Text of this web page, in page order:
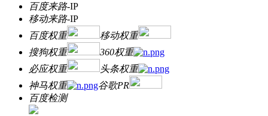
百度来路-IP
移动来路-IP
百度权重
移动权重
搜狗权重
360权重
必应权重
头条权重
神马权重
谷歌PR
百度检测